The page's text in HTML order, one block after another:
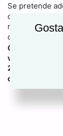
Se pretende
contacto com a
nossas
consulte a
Conte-nos
ventilação e
253 300
ou envie-nos